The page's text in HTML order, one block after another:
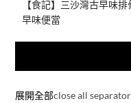
【食記】三沙灣古早味
早味便當
展開全部close all separator